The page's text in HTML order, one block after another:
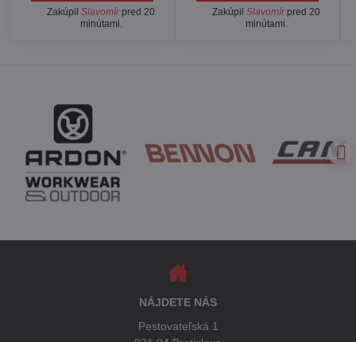
Zakúpil Slavomírpred 20
minútami.
Zakúpil Slavomírpred 20
minútami.
NÁJDETE NÁS
Pestovateľská 1